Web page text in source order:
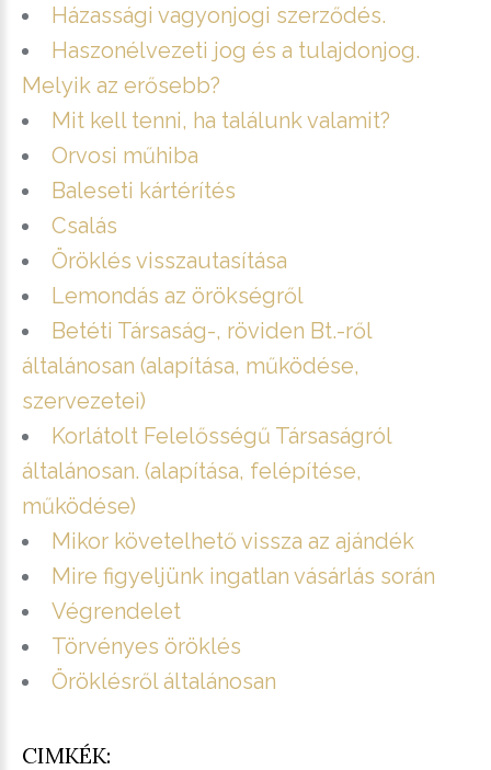
Házassági vagyonjogi szerződés.
Haszonélvezeti jog és a tulajdonjog.
Melyik az erősebb?
Mit kell tenni, ha találunk valamit?
Orvosi műhiba
Baleseti kártérítés
Csalás
Öröklés visszautasítása
Lemondás az örökségről
Betéti Társaság-, röviden Bt.-ről
általánosan (alapítása, működése,
szervezetei)
Korlátolt Felelősségű Társaságról
általánosan. (alapítása, felépítése,
működése)
Mikor követelhető vissza az ajándék
Mire figyeljünk ingatlan vásárlás során
Végrendelet
Törvényes öröklés
Öröklésről általánosan
CIMKÉK: